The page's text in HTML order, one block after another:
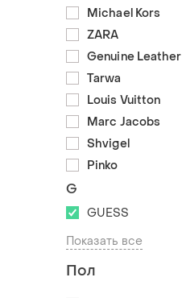
Michael Kors
ZARA
Genuine Leather
Tarwa
Louis Vuitton
Marc Jacobs
Shvigel
Pinko
G
GUESS
Показать все
Пол